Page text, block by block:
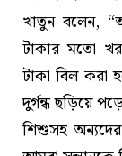
খাতুন বলেন,
টাকার মতো
টাকা বিল করা
দুর্গন্ধ ছড়িয়ে
শিশুসহ